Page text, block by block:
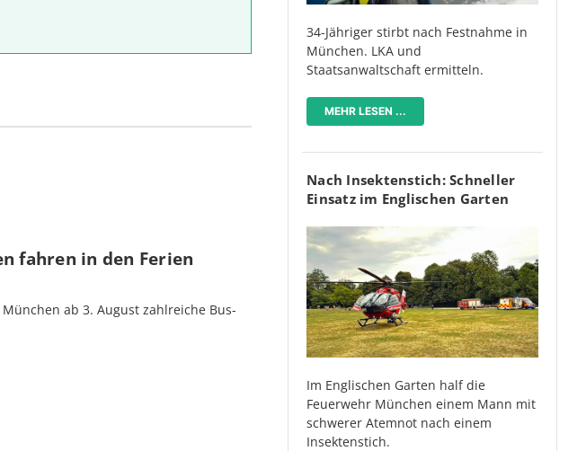
fahren in den Ferien
ab 3. August zahlreiche Bus-
34-Jähriger stirbt nach Festnahme in
München. LKA und
Staatsanwaltschaft ermitteln.
MEHR LESEN ...
Nach Insektenstich: Schneller
Einsatz im Englischen Garten
Im Englischen Garten half die
Feuerwehr München einem Mann mit
schwerer Atemnot nach einem
Insektenstich.